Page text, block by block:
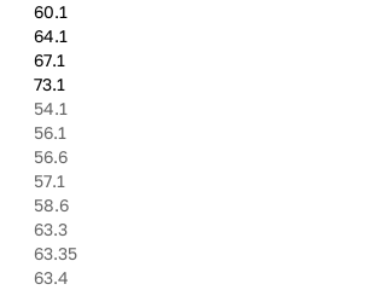
6х139.7
9х100
60.1
64.1
67.1
73.1
54.1
56.1
56.6
57.1
58.6
63.3
63.35
63.4